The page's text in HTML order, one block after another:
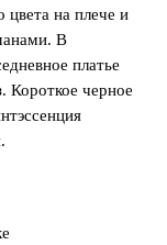
цвета на плече и
В
платье
Короткое черное